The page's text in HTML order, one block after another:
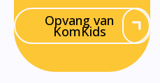
Opvang van
KomKids